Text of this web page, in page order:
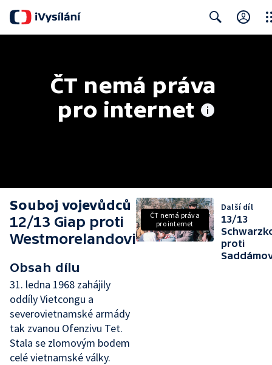
ČT nemá práva
pro internet
Souboj vojevůdců
12/13 Giap proti
Westmorelandovi
Obsah dílu
31. ledna 1968 zahájily
oddíly Vietcongu a
severovietnamské armády
tak zvanou Ofenzivu Tet.
Stala se zlomovým bodem
celé vietnamské války.
ČT nemá práva
pro internet
Další díl
13/13
proti